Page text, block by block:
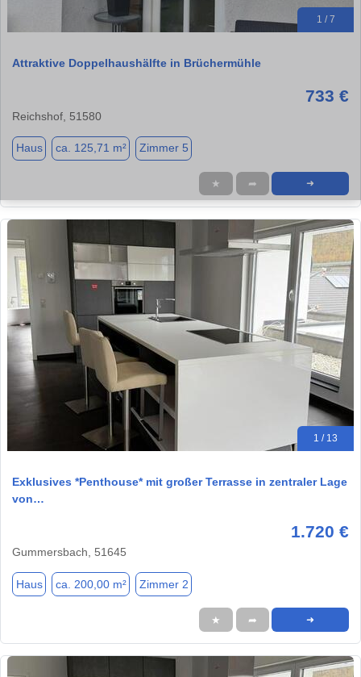
1 / 7
Attraktive Doppelhaushälfte in Brüchermühle
733 €
Reichshof, 51580
Haus ca. 125,71 m² Zimmer 5
★ ➦ ➜
1 / 13
Exklusives *Penthouse* mit großer Terrasse in zentraler Lage
von…
1.720 €
Gummersbach, 51645
Haus ca. 200,00 m² Zimmer 2
★ ➦ ➜